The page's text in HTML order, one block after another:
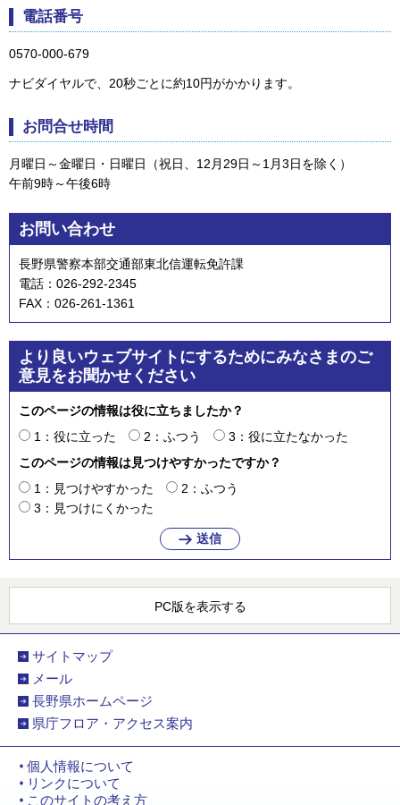
電話番号
0570-000-679
ナビダイヤルで、20秒ごとに約10円がかかります。
お問合せ時間
月曜日～金曜日・日曜日（祝日、12月29日～1月3日を除く）
午前9時～午後6時
お問い合わせ
長野県警察本部交通部東北信運転免許課
電話：026-292-2345
FAX：026-261-1361
より良いウェブサイトにするためにみなさまのご
意見をお聞かせください
このページの情報は役に立ちましたか？
1：役に立った
2：ふつう
3：役に立たなかった
このページの情報は見つけやすかったですか？
1：見つけやすかった
2：ふつう
3：見つけにくかった
PC版を表示する
サイトマップ
メール
長野県ホームページ
県庁フロア・アクセス案内
個人情報について
リンクについて
このサイトの考え方